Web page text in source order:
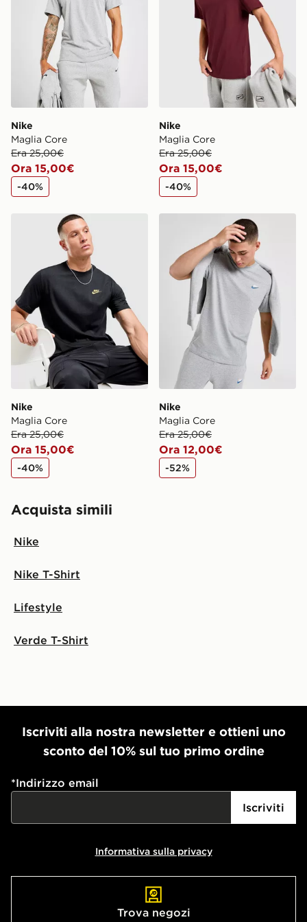
Nike
Maglia Core
Era 25,00€
Ora 15,00€
-40%
Nike
Maglia Core
Era 25,00€
Ora 15,00€
-40%
Nike Maglia Core
Nike
Maglia Core
Era 25,00€
Ora 15,00€
-40%
Nike Maglia Core
Nike
Maglia Core
Era 25,00€
Ora 12,00€
-52%
Acquista simili
Nike
Nike T-Shirt
Lifestyle
Verde T-Shirt
Iscriviti alla nostra newsletter e ottieni uno
sconto del 10% sul tuo primo ordine
*Indirizzo email
Iscriviti
Informativa sulla privacy
Trova negozi